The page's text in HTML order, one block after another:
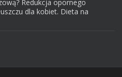
Redukcja opornego
dla kobiet. Dieta na